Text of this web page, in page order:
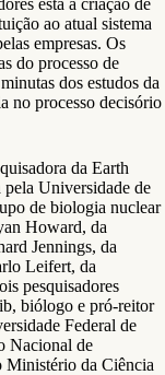
está a criação de
ao atual sistema
empresas. Os
do processo de
dos estudos da
no processo decisório
da Earth
Universidade de
de biologia nuclear
Howard, da
Jennings, da
Leifert, da
pesquisadores
biólogo e pró-reitor
Federal de
Nacional de
da Ciência